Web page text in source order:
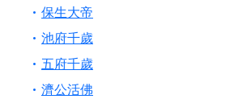
保生大帝
池府千歲
五府千歲
濟公活佛